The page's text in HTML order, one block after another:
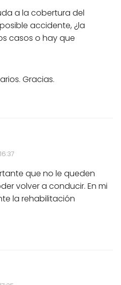
a la cobertura del
accidente, ¿la
casos o hay que
Gracias.
que no le queden
volver a conducir. En mi
la rehabilitación